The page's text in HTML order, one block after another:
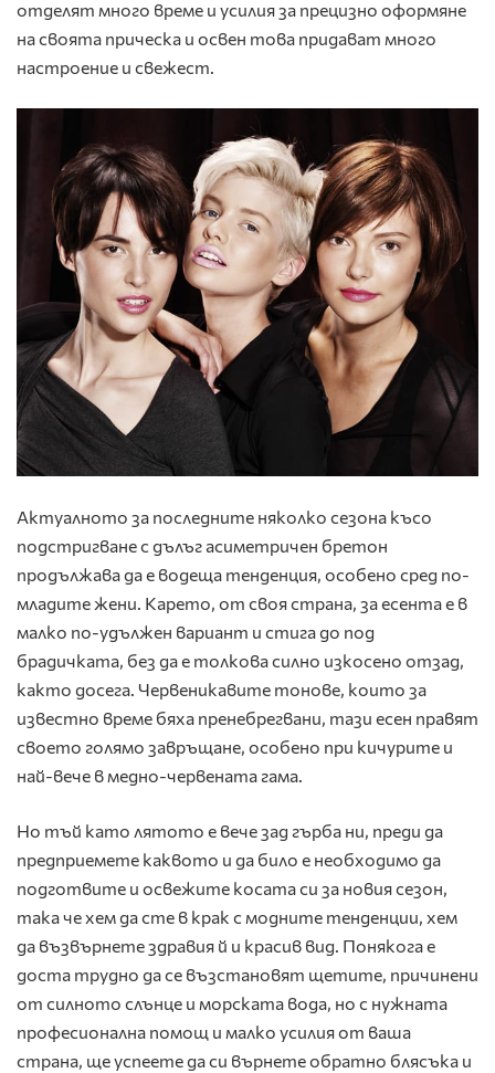
отделят много време и усилия за прецизно оформяне
на своята прическа и освен това придават много
настроение и свежест.
Актуалното за последните няколко сезона късо
подстригване с дълъг асиметричен бретон
продължава да е водеща тенденция, особено сред по-
младите жени. Карето, от своя страна, за есента е в
малко по-удължен вариант и стига до под
брадичката, без да е толкова силно изкосено отзад,
както досега. Червеникавите тонове, които за
известно време бяха пренебрегвани, тази есен правят
своето голямо завръщане, особено при кичурите и
най-вече в медно-червената гама.
Но тъй като лятото е вече зад гърба ни, преди да
предприемете каквото и да било е необходимо да
подготвите и освежите косата си за новия сезон,
така че хем да сте в крак с модните тенденции, хем
да възвърнете здравия й и красив вид. Понякога е
доста трудно да се възстановят щетите, причинени
от силното слънце и морската вода, но с нужната
професионална помощ и малко усилия от ваша
страна, ще успеете да си върнете обратно блясъка и